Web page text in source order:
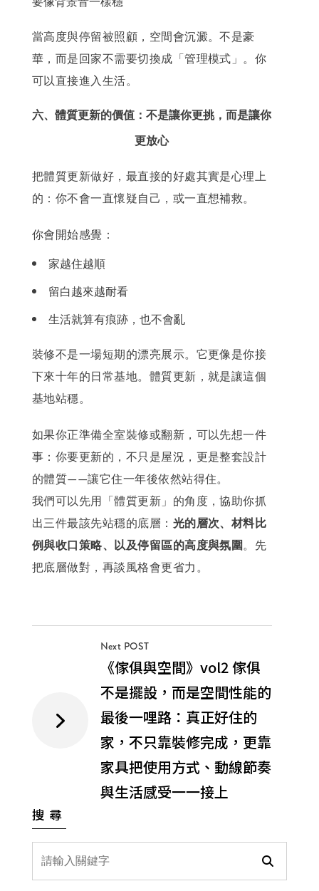
當高度與停留被照顧，空間會沉澱。不是豪
華，而是回家不需要切換成「管理模式」。你
可以直接進入生活。
六、體質更新的價值：不是讓你更挑，而是讓你
更放心
把體質更新做好，最直接的好處其實是心理上
的：你不會一直懷疑自己，或一直想補救。
你會開始感覺：
家越住越順
留白越來越耐看
生活就算有痕跡，也不會亂
裝修不是一場短期的漂亮展示。它更像是你接
下來十年的日常基地。體質更新，就是讓這個
基地站穩。
如果你正準備全室裝修或翻新，可以先想一件
事：你要更新的，不只是屋況，更是整套設計
的體質——讓它住一年後依然站得住。
我們可以先用「體質更新」的角度，協助你抓
出三件最該先站穩的底層： 光的層次、材料比
例與收口策略、以及停留區的高度與氛圍 。先
把底層做對，再談風格會更省力。
Next POST
《傢俱與空間》vol2 傢俱
不是擺設，而是空間性能的
最後一哩路：真正好住的
家，不只靠裝修完成，更靠
家具把使用方式、動線節奏
與生活感受一一接上
搜尋